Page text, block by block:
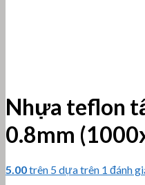
Nhựa teflon
0.8mm
5.00trên 5 dựa trên 1 đánh